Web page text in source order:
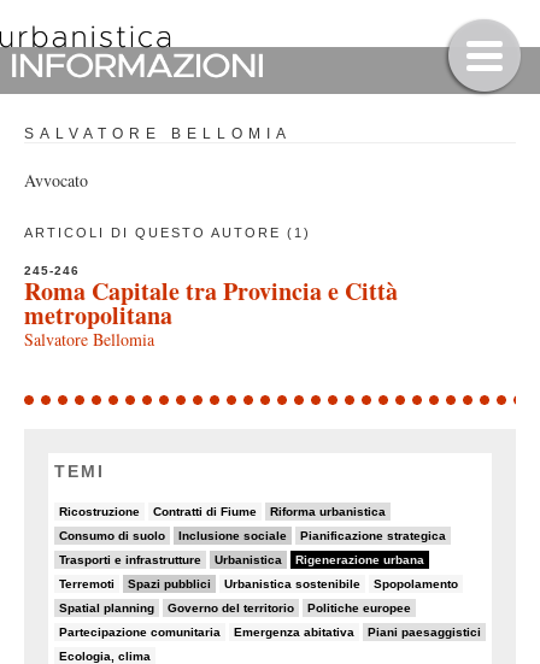
SALVATORE BELLOMIA
Avvocato
ARTICOLI DI QUESTO AUTORE (1)
245-246
Roma Capitale tra Provincia e Città
metropolitana
Salvatore Bellomia
TEMI
Ricostruzione
6/82 Contratti di Fiume
5/82 Riforma urbanistica
20/82
Consumo di suolo
19/82 Inclusione sociale
26/82 Pianificazione strategica
11/82
Trasporti e infrastrutture
15/82 Urbanistica
26/82 Rigenerazione urbana
82/82
Terremoti
8/82 Spazi pubblici
32/82 Urbanistica sostenibile
6/82 Spopolamento
6/82
Spatial planning
9/82 Governo del territorio
19/82 Politiche europee
11/82
Partecipazione comunitaria
7/82 Emergenza abitativa
7/82 Piani paesaggistici
10/82
Ecologia, clima
6/82